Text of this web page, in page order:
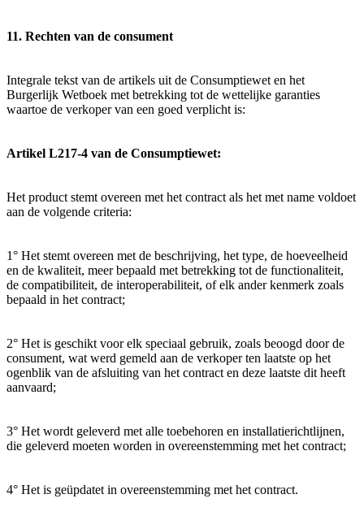
11. Rechten van de consument
Integrale tekst van de artikels uit de Consumptiewet en het
Burgerlijk Wetboek met betrekking tot de wettelijke garanties
waartoe de verkoper van een goed verplicht is:
Artikel L217-4 van de Consumptiewet:
Het product stemt overeen met het contract als het met name voldoet
aan de volgende criteria:
1° Het stemt overeen met de beschrijving, het type, de hoeveelheid
en de kwaliteit, meer bepaald met betrekking tot de functionaliteit,
de compatibiliteit, de interoperabiliteit, of elk ander kenmerk zoals
bepaald in het contract;
2° Het is geschikt voor elk speciaal gebruik, zoals beoogd door de
consument, wat werd gemeld aan de verkoper ten laatste op het
ogenblik van de afsluiting van het contract en deze laatste dit heeft
aanvaard;
3° Het wordt geleverd met alle toebehoren en installatierichtlijnen,
die geleverd moeten worden in overeenstemming met het contract;
4° Het is geüpdatet in overeenstemming met het contract.